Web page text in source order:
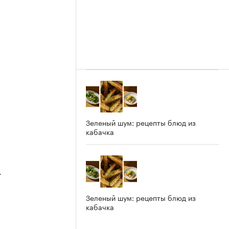
Зеленый шум: рецепты блюд из
кабачка
Зеленый шум: рецепты блюд из
кабачка